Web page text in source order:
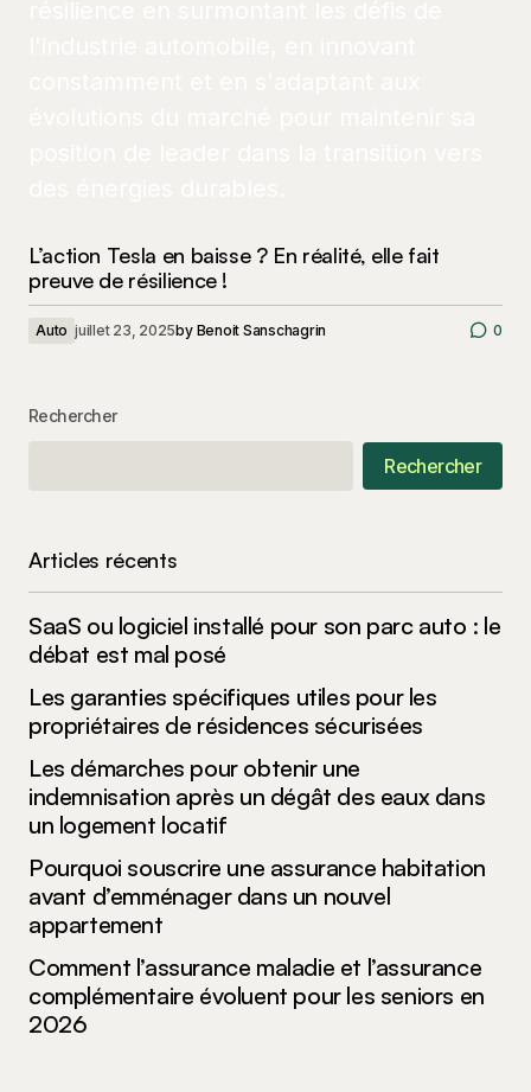
L’action Tesla en baisse ? En réalité, elle fait
preuve de résilience !
Auto juillet 23, 2025by Benoit Sanschagrin 0
Rechercher
Rechercher
Articles récents
SaaS ou logiciel installé pour son parc auto : le
débat est mal posé
Les garanties spécifiques utiles pour les
propriétaires de résidences sécurisées
Les démarches pour obtenir une
indemnisation après un dégât des eaux dans
un logement locatif
Pourquoi souscrire une assurance habitation
avant d’emménager dans un nouvel
appartement
Comment l’assurance maladie et l’assurance
complémentaire évoluent pour les seniors en
2026